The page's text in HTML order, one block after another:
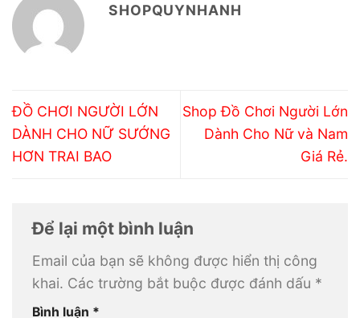
SHOPQUYNHANH
ĐỒ CHƠI NGƯỜI LỚN
DÀNH CHO NỮ SƯỚNG
HƠN TRAI BAO
Shop Đồ Chơi Người Lớn
Dành Cho Nữ và Nam
Giá Rẻ.
Để lại một bình luận
Email của bạn sẽ không được hiển thị công
khai. Các trường bắt buộc được đánh dấu *
Bình luận *